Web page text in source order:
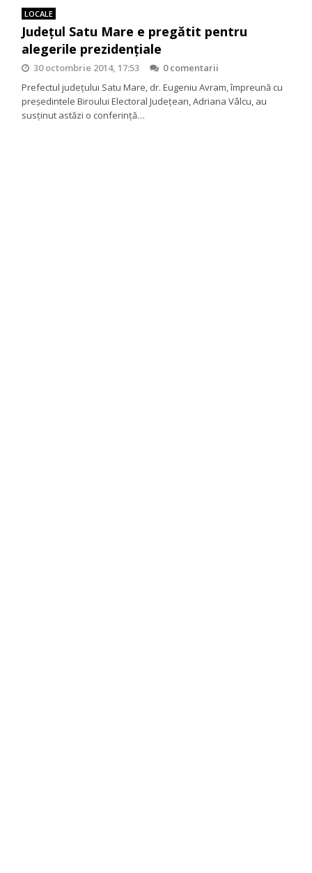
LOCALE
Județul Satu Mare e pregătit pentru
alegerile prezidențiale
30 octombrie 2014, 17:53
0 comentarii
Prefectul județului Satu Mare, dr. Eugeniu Avram, împreună cu
președintele Biroului Electoral Județean, Adriana Vâlcu, au
susținut astăzi o conferință…